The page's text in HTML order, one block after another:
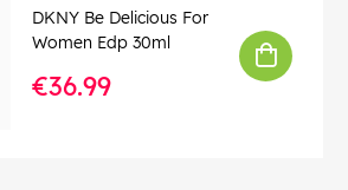
DKNY Be Delicious For
Women Edp 30ml
€36.99